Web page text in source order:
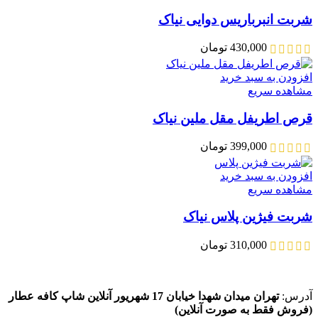
شربت انبرباریس دوایی نیاک
430,000 تومان
افزودن به سبد خرید
مشاهده سریع
قرص اطریفل مقل ملین نیاک
399,000 تومان
افزودن به سبد خرید
مشاهده سریع
شربت فیژین پلاس نیاک
310,000 تومان
آدرس:تهران میدان شهدا خیابان 17 شهریور آنلاین شاپ کافه عطار
(فروش فقط به صورت آنلاین)